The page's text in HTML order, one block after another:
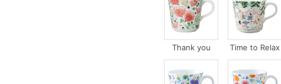
Thank you Time to Relax